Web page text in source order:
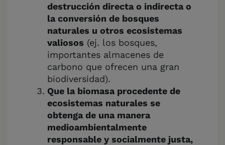
destrucción directa o indirecta o
la conversión de bosques
naturales u otros ecosistemas
valiosos (ej. los bosques,
importantes almacenes de
carbono que ofrecen una gran
biodiversidad).
Que la biomasa procedente de
ecosistemas naturales se
obtenga de una manera
medioambientalmente
responsable y socialmente justa,